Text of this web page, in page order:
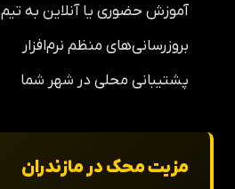
آموزش حضوری یا آنلاین به تیم
بروزرسانی‌های منظم نرم‌افزار
پشتیبانی محلی در شهر شما
مزیت محک در مازندران